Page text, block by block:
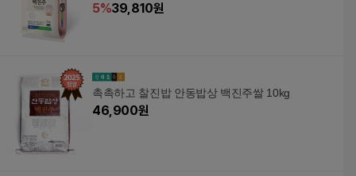
5%39,810원
촉촉하고 찰진밥 안동밥상 백진주쌀 10kg
46,900원